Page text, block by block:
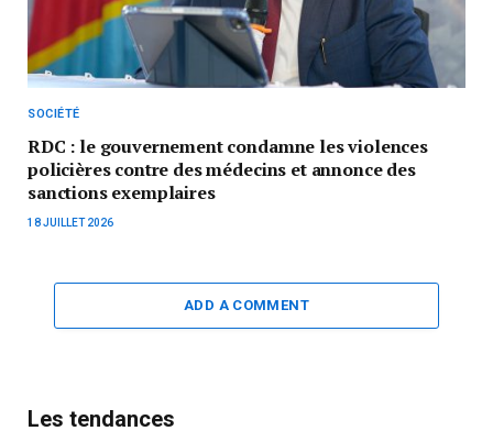
SOCIÉTÉ
RDC : le gouvernement condamne les violences
policières contre des médecins et annonce des
sanctions exemplaires
18 JUILLET 2026
ADD A COMMENT
Les tendances